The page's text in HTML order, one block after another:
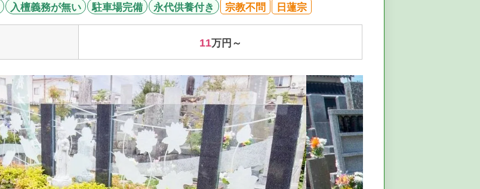
入檀義務が無い 駐車場完備 永代供養付き 宗教不問 日蓮宗
11万円～